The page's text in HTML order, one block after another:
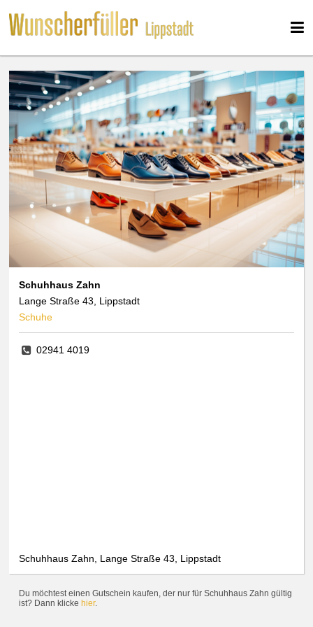
Schuhhaus Zahn
Lange Straße 43, Lippstadt
Schuhe
02941 4019
Schuhhaus Zahn, Lange Straße 43, Lippstadt
Du möchtest einen Gutschein kaufen, der nur für Schuhhaus Zahn gültig
ist? Dann klicke hier.